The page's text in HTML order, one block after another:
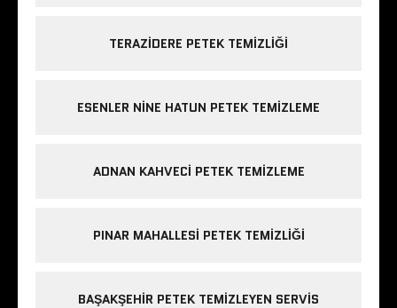
TERAZIDERE PETEK TEMIZLIĞI
ESENLER NINE HATUN PETEK TEMIZLEME
ADNAN KAHVECI PETEK TEMIZLEME
PINAR MAHALLESI PETEK TEMIZLIĞI
BAŞAKŞEHIR PETEK TEMIZLEYEN SERVIS